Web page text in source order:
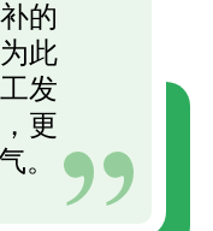
的
此
发
更
。